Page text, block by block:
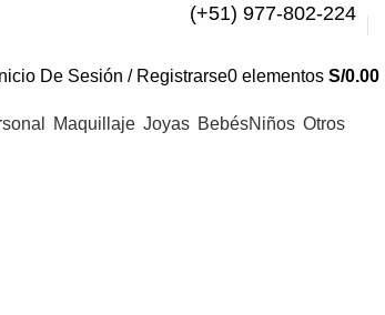
(+51) 977-802-224
Inicio De Sesión / Registrarse0 elementos S/0.00
Maquillaje Joyas BebésNiños Otros